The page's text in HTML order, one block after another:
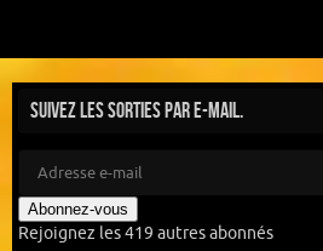
Suivez les sorties par e-mail.
Abonnez-vous
Rejoignez les 419 autres abonnés